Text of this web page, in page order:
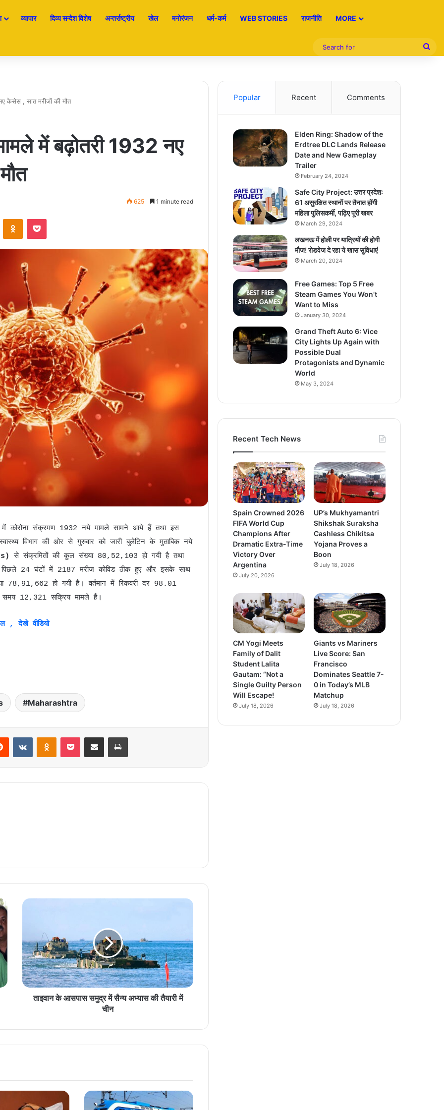
व्यापार दिव्य सन्देश विशेष अन्तर्राष्ट्रीय खेल मनोरंजन धर्म-कर्म WEB STORIES राजनीति MORE
केसेस , सात मरीजों की मौत
में बढ़ोतरी 1932 नए
625 1 minute read
में कोरोना संक्रमण 1932 नये मामले सामने आये हैं तथा इस
विभाग की ओर से गुरुवार को जारी बुलेटिन के मुताबिक नये
से संक्रमितों की कुल संख्या 80,52,103 हो गयी है तथा
24 घंटों में 2187 मरीज कोविड ठीक हुए और इसके साथ
78,91,662 हो गयी है। वर्तमान में रिकवरी दर 98.01
12,321 सक्रिय मामले हैं।
, देखे वीडियो
Maharashtra
ताइवान के आसपास समुद्र में सैन्य अभ्यास की तैयारी में
चीन
Popular Recent Comments
Elden Ring: Shadow of the
Erdtree DLC Lands Release
Date and New Gameplay
Trailer
February 24, 2024
Safe City Project: उत्तर प्रदेश:
61 असुरक्षित स्थानों पर तैनात होंगी
महिला पुलिसकर्मी, पढ़िए पूरी खबर
March 29, 2024
लखनऊ में होली पर यात्रियों की होगी
मौज! रोडवेज दे रहा ये खास सुविधाएं
March 20, 2024
Free Games: Top 5 Free
Steam Games You Won’t
Want to Miss
January 30, 2024
Grand Theft Auto 6: Vice
City Lights Up Again with
Possible Dual
Protagonists and Dynamic
World
May 3, 2024
Recent Tech News
Spain Crowned 2026
FIFA World Cup
Champions After
Dramatic Extra-Time
Victory Over
Argentina
July 20, 2026
UP’s Mukhyamantri
Shikshak Suraksha
Cashless Chikitsa
Yojana Proves a
Boon
July 18, 2026
CM Yogi Meets
Family of Dalit
Student Lalita
Gautam: “Not a
Single Guilty Person
Will Escape!
July 18, 2026
Giants vs Mariners
Live Score: San
Francisco
Dominates Seattle 7-
0 in Today’s MLB
Matchup
July 18, 2026